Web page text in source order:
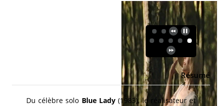
Résumé
Du célèbre solo Blue Lady (1983), le réalisateur et